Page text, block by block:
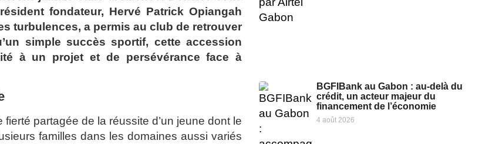
fondateur, Hervé Patrick Opiangah
turbulences, a permis au club de retrouver
simple succès sportif, cette accession
à un projet et de persévérance face à
partagée de la réussite d’un jeune dont le
familles dans les domaines aussi variés
BGFIBank au Gabon : au-delà du
crédit, un acteur majeur du
financement de l’économie
4 août 2026